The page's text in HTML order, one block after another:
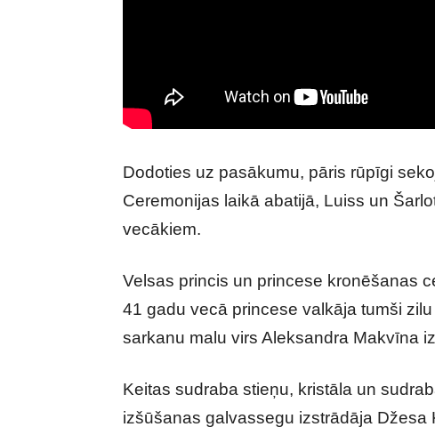
Dodoties uz pasākumu, pāris rūpīgi
Ceremonijas laikā abatijā, Luiss un
vecākiem.
Velsas princis un princese kronēšanas
41 gadu vecā princese valkāja tumši
sarkanu malu virs Aleksandra Makvīna
Keitas sudraba stieņu, kristāla un
izšūšanas galvassegu izstrādāja Džesa